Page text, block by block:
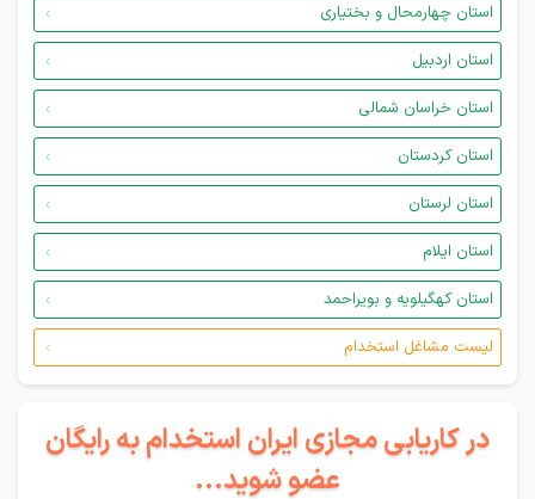
استان چهارمحال و بختیاری
استان اردبیل
استان خراسان شمالی
استان کردستان
استان لرستان
استان ایلام
استان کهگیلویه و بویراحمد
لیست مشاغل استخدام
در کاریابی مجازی ایران استخدام به رایگان
عضو شوید...